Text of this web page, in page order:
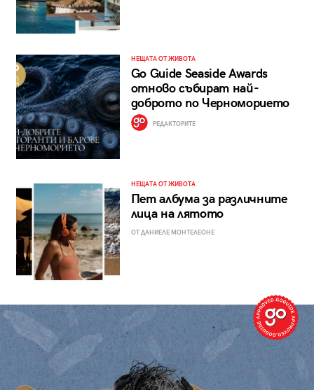
НЕЩАТА ОТ ЖИВОТА
Go Guide Seaside Awards
отново събират най-
доброто по Черноморието
РЕДАКТОРИТЕ
НЕЩАТА ОТ ЖИВОТА
Пет албума за различните
лица на лятото
ОТ ДАНИЕЛЕ МОНТЕЛЕОНЕ